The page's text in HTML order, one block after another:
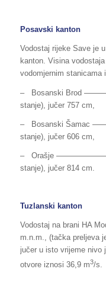
Posavski kanton
Vodostaj rijeke Save je
kanton. Visina
vodomjernim stanicama
– Bosanski Brod
stanje), jučer 757 cm,
– Bosanski Šamac
stanje), jučer 606 cm,
– Orašje
stanje), jučer 814 cm.
Tuzlanski kanton
Vodostaj na brani HA
m.n.m., (tačka preljeva
jučer u isto vrijeme
otvore iznosi 36,9 m3/s.